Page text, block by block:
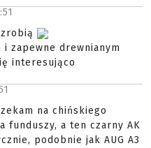
zapewne drewnianym
interesująco
na chińskiego
funduszy, a ten czarny AK
podobnie jak AUG A3